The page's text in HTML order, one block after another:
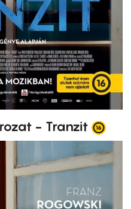
- Tranzit